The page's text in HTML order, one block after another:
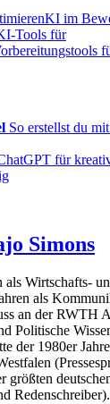
KI im
Tools für
So erstellst du
für
Simons
als Wirtschafts-
als
an der RWTH
Politische
der 1980er
größten
Redenschreiber).